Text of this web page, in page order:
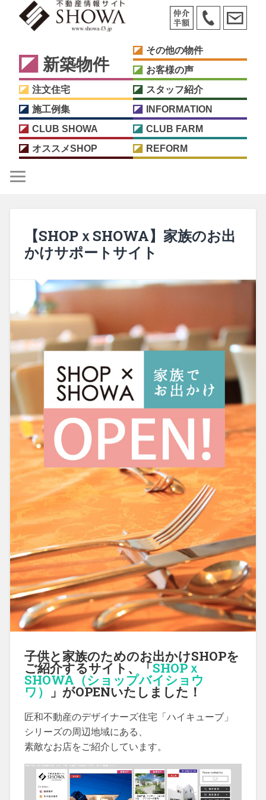
新築物件
その他の物件
お客様の声
注文住宅
スタッフ紹介
施工例集
INFORMATION
CLUB SHOWA
CLUB FARM
オススメSHOP
REFORM
【SHOPｘSHOWA】家族のお出
かけサポートサイト
子供と家族のためのお出かけSHOPを
ご紹介するサイト、「SHOPｘ
SHOWA（ショップバイショウ
ワ） 」がOPENいたしました！
匠和不動産のデザイナーズ住宅「ハイキューブ」
シリーズの周辺地域にある、
素敵なお店をご紹介しています。